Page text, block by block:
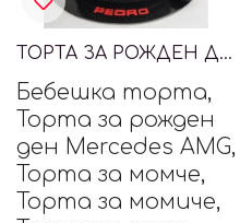
ТОРТА ЗА РОЖДЕН ДЕН MERCEDES AMG
Бебешка торта,
Торта за рожден
ден Mercedes AMG,
Торта за момче,
Торта за момиче,